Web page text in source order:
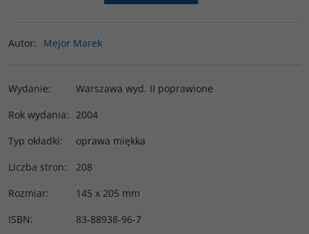
Autor: Mejor Marek
Wydanie:
Warszawa wyd. II poprawione
Rok wydania: 2004
Typ okładki:
oprawa miękka
Liczba stron:
208
Rozmiar:
145 x 205 mm
ISBN: 83-88938-96-7